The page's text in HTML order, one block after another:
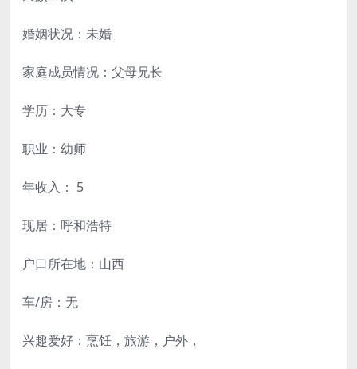
婚姻状况：未婚
家庭成员情况：父母兄长
学历：大专
职业：幼师
年收入： 5
现居：呼和浩特
户口所在地：山西
车/房：无
兴趣爱好：烹饪，旅游，户外，